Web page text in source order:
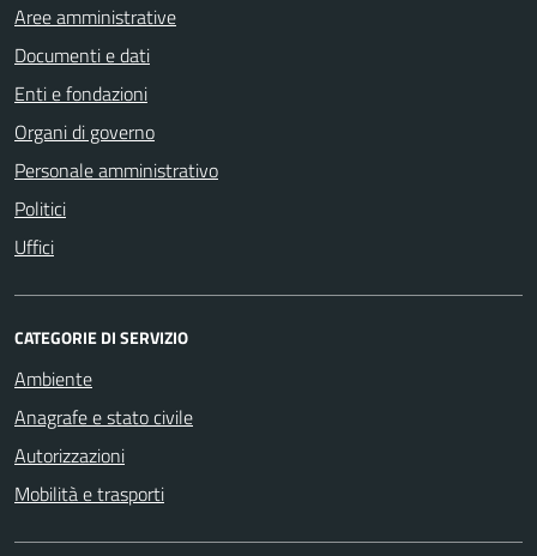
Aree amministrative
Documenti e dati
Enti e fondazioni
Organi di governo
Personale amministrativo
Politici
Uffici
CATEGORIE DI SERVIZIO
Ambiente
Anagrafe e stato civile
Autorizzazioni
Mobilità e trasporti